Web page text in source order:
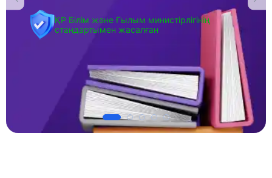
ҚР Білім және Ғылым министірлігінің
стандартымен жасалған